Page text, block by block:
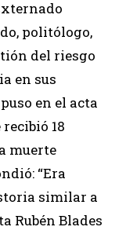
politólogo,
del riesgo
en sus
en el acta
18
muerte
“Era
similar a
Rubén Blades